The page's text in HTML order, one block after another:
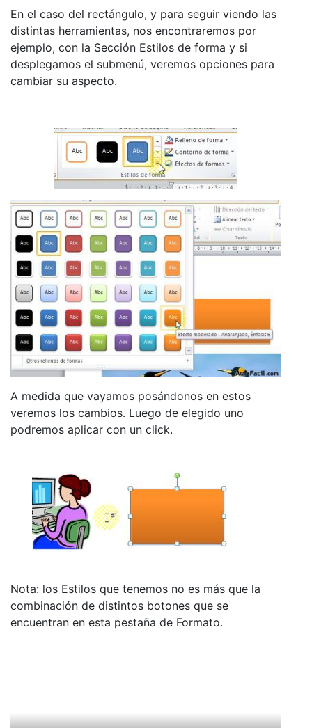
En el caso del rectángulo, y para seguir viendo las
distintas herramientas, nos encontraremos por
ejemplo, con la Sección Estilos de forma y si
desplegamos el submenú, veremos opciones para
cambiar su aspecto.
A medida que vayamos posándonos en estos
veremos los cambios. Luego de elegido uno
podremos aplicar con un click.
Nota: los Estilos que tenemos no es más que la
combinación de distintos botones que se
encuentran en esta pestaña de Formato.